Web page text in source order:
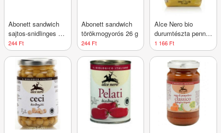
Abonett sandwich
sajtos-snidlinges 26
g
244 Ft
Abonett sandwich
törökmogyorós 26 g
244 Ft
Alce Nero bio
durumtészta penne
500 g
1 166 Ft